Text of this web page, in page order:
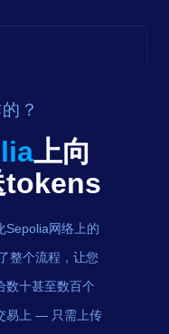
？
上向
tokens
Sepolia网络上的
整个流程，让您
数十甚至数百个
易上 — 只需上传